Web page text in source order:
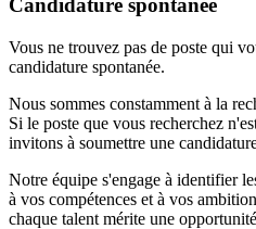
Candidature spontanée
Vous ne trouvez pas de poste qui
candidature spontanée.
Nous sommes constamment à la
Si le poste que vous recherchez
invitons à soumettre une
Notre équipe s'engage à identifier
à vos compétences et à vos
chaque talent mérite une